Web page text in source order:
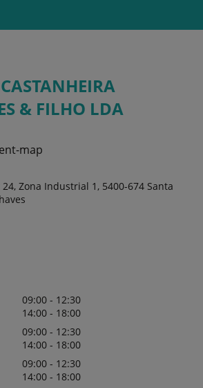
& FILHO LDA
Zona Industrial 1, 5400-674 Santa
09:00 - 12:30
14:00 - 18:00
09:00 - 12:30
14:00 - 18:00
09:00 - 12:30
14:00 - 18:00